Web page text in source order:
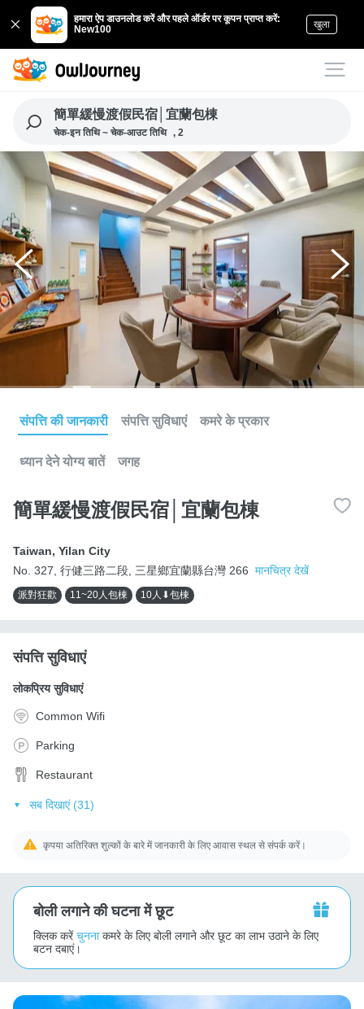
हमारा ऐप डाउनलोड करें और पहले ऑर्डर पर कूपन प्राप्त करें:
New100
खुला
簡單緩慢渡假民宿│宜蘭包棟
चेक-इन तिथि ~ चेक-आउट तिथि , 2
संपत्ति की जानकारी संपत्ति सुविधाएं कमरे के प्रकार
ध्यान देने योग्य बातें जगह
簡單緩慢渡假民宿│宜蘭包棟
Taiwan, Yilan City
No. 327, 行健三路二段, 三星鄉宜蘭縣台灣 266 मानचित्र देखें
派對狂歡 11~20人包棟 10人⬇包棟
संपत्ति सुविधाएं
लोकप्रिय सुविधाएं
Common Wifi
Parking
Restaurant
सब दिखाएं (31)
कृपया अतिरिक्त शुल्कों के बारे में जानकारी के लिए आवास स्थल से संपर्क करें।
बोली लगाने की घटना में छूट
क्लिक करेंचुननाकमरे के लिए बोली लगाने और छूट का लाभ उठाने के लिए
बटन दबाएं।